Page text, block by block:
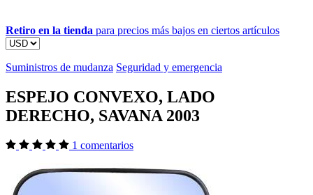
Retiro en la tienda para precios más bajos en ciertos artículos
Suministros de mudanza Seguridad y emergencia
ESPEJO CONVEXO, LADO
DERECHO, SAVANA 2003
1 comentarios